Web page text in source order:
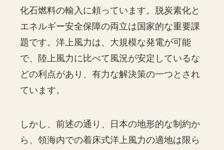
化石燃料の輸入に頼っています。脱炭素化と
エネルギー安全保障の両立は国家的な重要課
題です。洋上風力は、大規模な発電が可能
で、陸上風力に比べて風況が安定しているな
どの利点があり、有力な解決策の一つとされ
ています。
しかし、前述の通り、日本の地形的な制約か
ら、領海内での着床式洋上風力の適地は限ら